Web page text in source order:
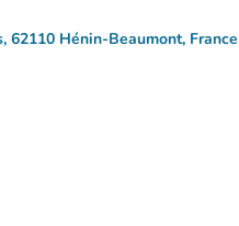
62110 Hénin-Beaumont, France
en Google Maps)
pestaña)